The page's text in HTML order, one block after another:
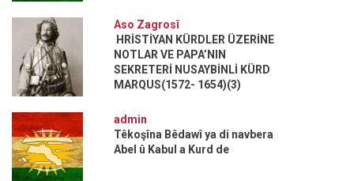
Aso Zagrosî
HRİSTİYAN KÜRDLER ÜZERİNE
NOTLAR VE PAPA’NIN
SEKRETERİ NUSAYBİNLİ KÜRD
MARQUS(1572- 1654)(3)
admin
Têkoşîna Bêdawî ya di navbera
Abel û Kabul a Kurd de